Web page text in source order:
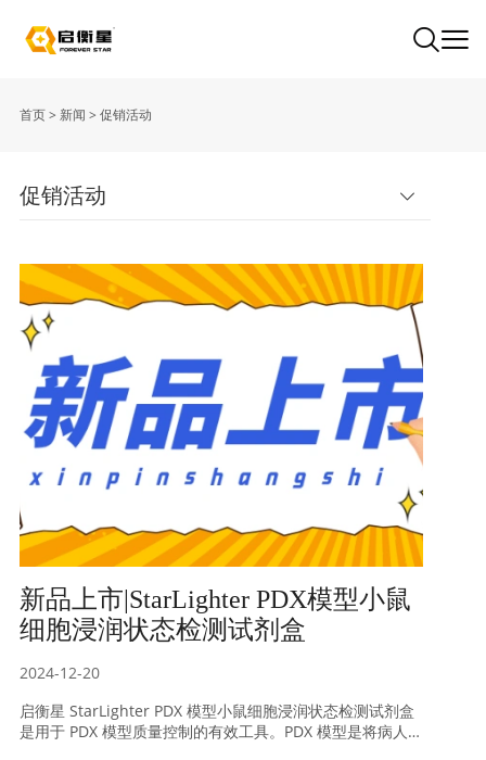
首页> 新闻 > 促销活动
促销活动
新品上市|StarLighter PDX模型小鼠
细胞浸润状态检测试剂盒
2024-12-20
启衡星 StarLighter PDX 模型小鼠细胞浸润状态检测试剂盒
是用于 PDX 模型质量控制的有效工具。PDX 模型是将病人肿